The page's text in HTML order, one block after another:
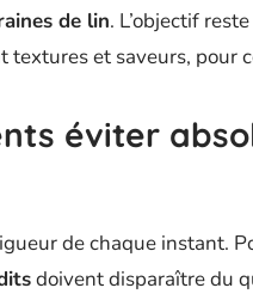
de lin. L’objectif
textures et saveurs, pour
éviter
de chaque instant.
doivent disparaître du